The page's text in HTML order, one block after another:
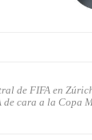
de FIFA en
de cara a la Copa